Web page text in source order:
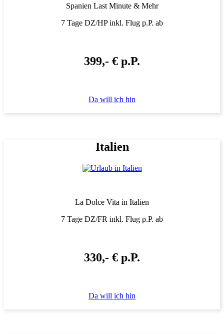
Spanien Last Minute & Mehr
7 Tage DZ/HP inkl. Flug p.P. ab
399,- € p.P.
Da will ich hin
Italien
La Dolce Vita in Italien
7 Tage DZ/FR inkl. Flug p.P. ab
330,- € p.P.
Da will ich hin